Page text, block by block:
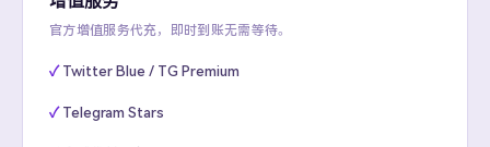
官方增值服务代充，即时到账无需等待。
Twitter Blue / TG Premium
Telegram Stars